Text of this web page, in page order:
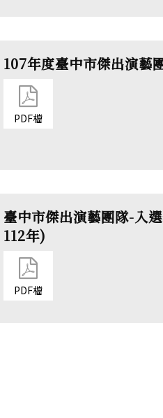
107年度臺中市傑出演藝
PDF檔
臺中市傑出演藝團隊-入
112年)
PDF檔